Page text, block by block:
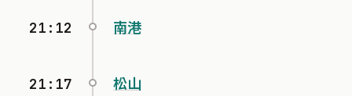
21:12 南港
21:17 松山